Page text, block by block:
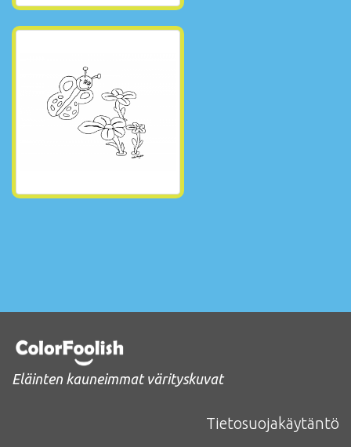
Eläinten kauneimmat värityskuvat
Tietosuojakäytäntö